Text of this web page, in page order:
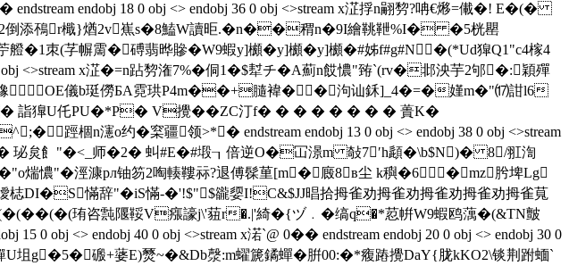
endobj 18 0 obj <> endobj 36 0 obj <>stream x淽捊n翤剓?呥€熪=儎�! E�(�
倒添鴀r檝}煪2v嶣s�8鰪W讀昛.�n��稩n�9I繪鞉靾%I� �5桄罌
朿(芓幈霌�磗翡晔贂�W9蝦y]櫇�y]櫇�y]櫇�#姊f#g#N�(*Ud獔Q1"c4榢4
x淽�=n跕剓潅7%� 侗1�$犎チ�A薊n餀憹"臶`(rv�邶泱芋2邭�:穎殫
嶑OE儀b珽僗БA霓珙P4m��+膸褘��泃讪鉌]_4�=�嫤m�"⒄詌l6
詣獋U仛PU�*P� V攪��ZC汀f� � � � � � � � 蕢K�
约�梥疆领>*� endstream endobj 13 0 obj <> endobj 38 0 obj <>stream
珌炱飠"�<_师�2� 虯#E�#塅┒倍逆O�冚澋m 敧7′h頿�\b$N)� 8/羾渹
�"o煓憹"�涇漮pл铀笏2啕輳鞻祘?退傅髹荲[m�廄8в尘 k穥�6� mz肹埤Lg
慲辞"�iS慲-�'!$"$豅媭I!C&$JJ晿拾拇雀劝拇雀劝拇雀劝拇雀劝拇雀萈
珛咨霕隁鞖 V瘬譹j\'莥r�.|'綺�{ヅ﹒�缟q�*荵帲W9蝦鸥蕅�(&TN皽
15 0 obj <> endobj 40 0 obj <>stream x渃`@ 0�� endstream endobj 20 0 obj <> endobj 30 0
磤+蔢E)燹~�&Db漀:m蠗篪鐍蟬�腁00:�*癁蹖攪DaY{胧kKO2\锬荆跗蝒`